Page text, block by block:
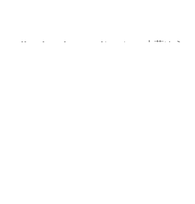
callands colorcoordination  大藪ゆう